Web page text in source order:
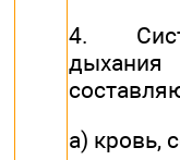
4.
дыхания
а) кровь,